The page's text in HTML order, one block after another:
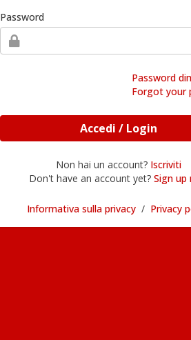
Password
Password
Forgot your
Accedi / Login
Non hai un account? Iscriviti
Don't have an account yet? Sign up
Informativa sulla privacy / Privacy